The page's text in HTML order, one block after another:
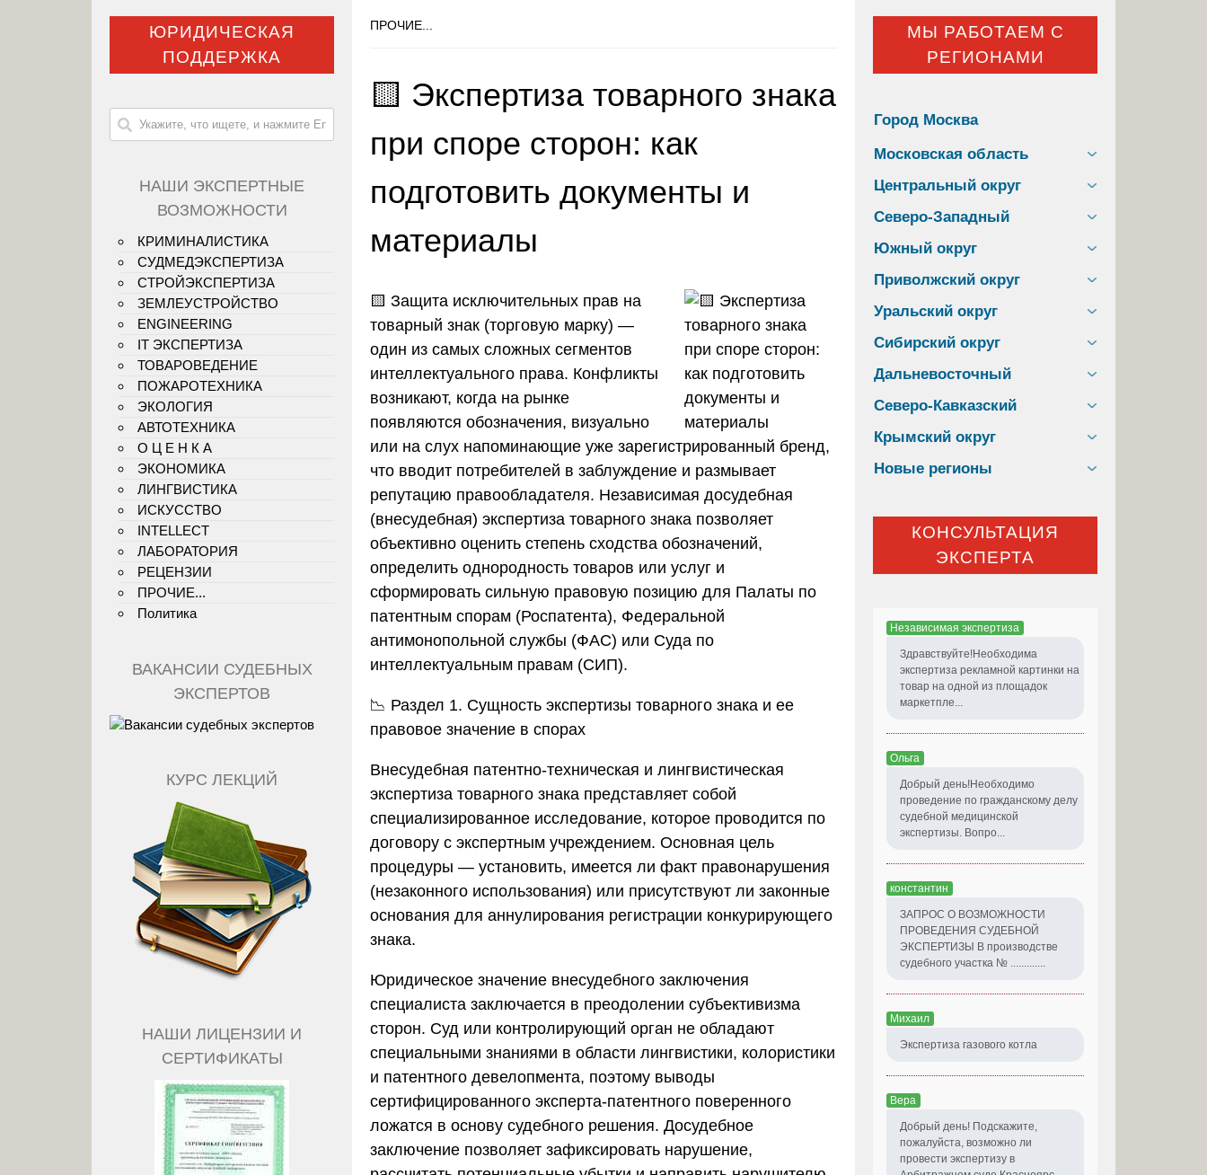
ПРОЧИЕ...
🟨 Экспертиза товарного знака
при споре сторон: как
подготовить документы и
материалы
🟨 Защита исключительных прав на
товарный знак (торговую марку) —
один из самых сложных сегментов
интеллектуального права. Конфликты
возникают, когда на рынке
появляются обозначения, визуально
или на слух напоминающие уже зарегистрированный бренд,
что вводит потребителей в заблуждение и размывает
репутацию правообладателя. Независимая досудебная
(внесудебная) экспертиза товарного знака позволяет
объективно оценить степень сходства обозначений,
определить однородность товаров или услуг и
сформировать сильную правовую позицию для Палаты по
патентным спорам (Роспатента), Федеральной
антимонопольной службы (ФАС) или Суда по
интеллектуальным правам (СИП).
📉 Раздел 1. Сущность экспертизы товарного знака и ее
правовое значение в спорах
Внесудебная патентно-техническая и лингвистическая
экспертиза товарного знака представляет собой
специализированное исследование, которое проводится по
договору с экспертным учреждением. Основная цель
процедуры — установить, имеется ли факт правонарушения
(незаконного использования) или присутствуют ли законные
основания для аннулирования регистрации конкурирующего
знака.
Юридическое значение внесудебного заключения
специалиста заключается в преодолении субъективизма
сторон. Суд или контролирующий орган не обладают
специальными знаниями в области лингвистики, колористики
и патентного девелопмента, поэтому выводы
сертифицированного эксперта-патентного поверенного
ложатся в основу судебного решения. Досудебное
заключение позволяет зафиксировать нарушение,
ЮРИДИЧЕСКАЯ
ПОДДЕРЖКА
НАШИ ЭКСПЕРТНЫЕ
ВОЗМОЖНОСТИ
КРИМИНАЛИСТИКА
СУДМЕДЭКСПЕРТИЗА
СТРОЙЭКСПЕРТИЗА
ЗЕМЛЕУСТРОЙСТВО
ENGINEERING
IT ЭКСПЕРТИЗА
ТОВАРОВЕДЕНИЕ
ПОЖАРОТЕХНИКА
ЭКОЛОГИЯ
АВТОТЕХНИКА
О Ц Е Н К А
ЭКОНОМИКА
ЛИНГВИСТИКА
ИСКУССТВО
INTELLECT
ЛАБОРАТОРИЯ
РЕЦЕНЗИИ
ПРОЧИЕ...
Политика
ВАКАНСИИ СУДЕБНЫХ
ЭКСПЕРТОВ
КУРС ЛЕКЦИЙ
НАШИ ЛИЦЕНЗИИ И
СЕРТИФИКАТЫ
МЫ РАБОТАЕМ С
РЕГИОНАМИ
Город Москва
Московская область
Центральный округ
Северо-Западный
Южный округ
Приволжский округ
Уральский округ
Сибирский округ
Дальневосточный
Северо-Кавказский
Крымский округ
Новые регионы
КОНСУЛЬТАЦИЯ
ЭКСПЕРТА
Независимая экспертиза
Здравствуйте!Необходима
экспертиза рекламной картинки на
товар на одной из площадок
маркетпле...
Ольга
Добрый день!Необходимо
проведение по гражданскому делу
судебной медицинской
экспертизы. Вопро...
константин
ЗАПРОС О ВОЗМОЖНОСТИ
ПРОВЕДЕНИЯ СУДЕБНОЙ
ЭКСПЕРТИЗЫ В производстве
судебного участка № .............
Михаил
Экспертиза газового котла
Вера
Добрый день! Подскажите,
пожалуйста, возможно ли
провести экспертизу в